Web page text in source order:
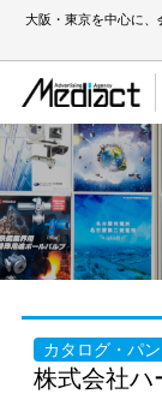
大阪・東京を中心に、
カタログ・パ
株式会社ハ